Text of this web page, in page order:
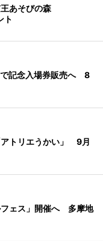
あそびの森
ト
記念入場券販売へ 8
アトリエうかい」 9月
フェス」開催へ 多摩地